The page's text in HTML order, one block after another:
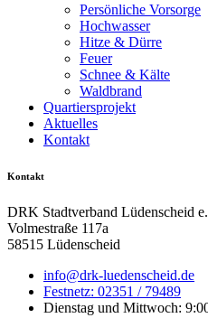
Persönliche Vorsorge
Hochwasser
Hitze & Dürre
Feuer
Schnee & Kälte
Waldbrand
Quartiersprojekt
Aktuelles
Kontakt
Kontakt
DRK Stadtverband Lüdenscheid
Volmestraße 117a
58515 Lüdenscheid
info@drk-luedenscheid.de
Festnetz: 02351 / 79489
Dienstag und Mittwoch: